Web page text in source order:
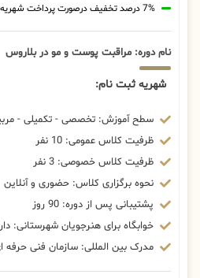
7% درصد تخفیف درصورت پرداخت شهریه با رمزارز
نام دوره: مراقبت پوست و مو در بلاروس
شهریه ثبت نام:
سطح آموزش: تخصصی - تکمیلی -
ظرفیت کلاس عمومی: 10 نفر
ظرفیت کلاس خصوصی: 3 نفر
نحوه برگزاری کلاس: حضوری و آنلاین
پشتیبانی پس از دوره: 90 روز
خوابگاه برای هنرجویان شهرستانی:
مدرک بین المللی: سازمان فنی حرفه